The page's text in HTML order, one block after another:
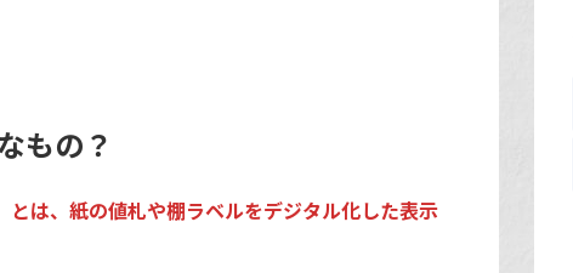
もの？
は、紙の値札や棚ラベルをデジタル化した表示